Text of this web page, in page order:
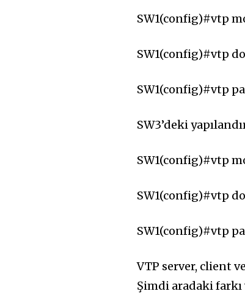
SW1(config)#vtp
SW1(config)#vtp
SW1(config)#vtp
SW3’deki
SW1(config)#vtp
SW1(config)#vtp
SW1(config)#vtp
VTP server, client
Şimdi aradaki farkı